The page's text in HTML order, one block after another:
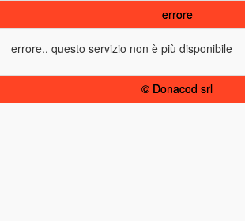
errore
errore.. questo servizio non è più disponibile
© Donacod srl